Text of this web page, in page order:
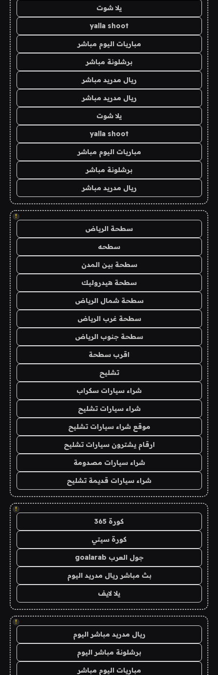
يلا شوت
yalla shoot
مباريات اليوم مباشر
برشلونة مباشر
ريال مدريد مباشر
ريال مدريد مباشر
يلا شوت
yalla shoot
مباريات اليوم مباشر
برشلونة مباشر
ريال مدريد مباشر
!
سطحة الرياض
سطحه
سطحة بين المدن
سطحة هيدروليك
سطحة شمال الرياض
سطحة غرب الرياض
سطحة جنوب الرياض
اقرب سطحة
تشليح
شراء سيارات سكراب
شراء سيارات تشليح
موقع شراء سيارات تشليح
ارقام يشترون سيارات تشليح
شراء سيارات مصدومة
شراء سيارات قديمة تشليح
!
كورة 365
كورة سيتي
جول العرب goalarab
بث مباشر ريال مدريد اليوم
يلا لايف
!
ريال مدريد مباشر اليوم
برشلونة مباشر اليوم
مباريات اليوم مباشر